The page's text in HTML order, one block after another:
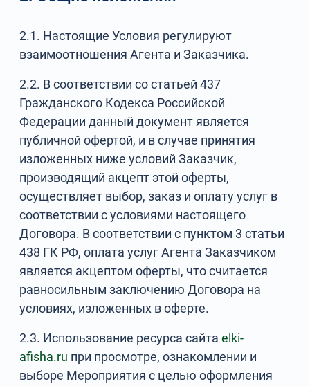
2.1. Настоящие Условия регулируют
взаимоотношения Агента и Заказчика.
2.2. В соответствии со статьей 437
Гражданского Кодекса Российской
Федерации данный документ является
публичной офертой, и в случае принятия
изложенных ниже условий Заказчик,
производящий акцепт этой оферты,
осуществляет выбор, заказ и оплату услуг в
соответствии с условиями настоящего
Договора. В соответствии с пунктом 3 статьи
438 ГК РФ, оплата услуг Агента Заказчиком
является акцептом оферты, что считается
равносильным заключению Договора на
условиях, изложенных в оферте.
2.3. Использование ресурса сайтаelki-
afisha.ru при просмотре, ознакомлении и
выборе Мероприятия с целью оформления